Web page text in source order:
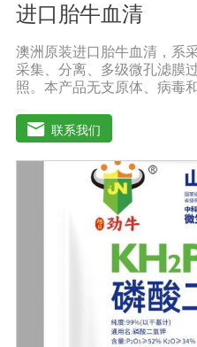
进口胎牛血清
澳洲原装进口胎牛血清，系
采集、分离、多级微孔滤膜
照。本产品无支原体、病毒
细胞及多种细胞株的培养、
离、培养及单克隆抗体的制
标准：符合《中华人民共和
人民共和国兽药典》2020版
准。规格：500ml/瓶保存
意事项：解冻：采用逐步
温），可减少沉淀的产生使
联系我们